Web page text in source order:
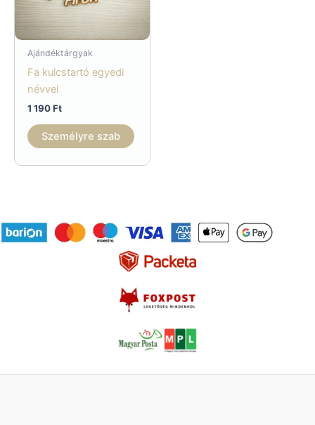
Ajándéktárgyak
Fa kulcstartó egyedi
névvel
1 190Ft
Személyre szab